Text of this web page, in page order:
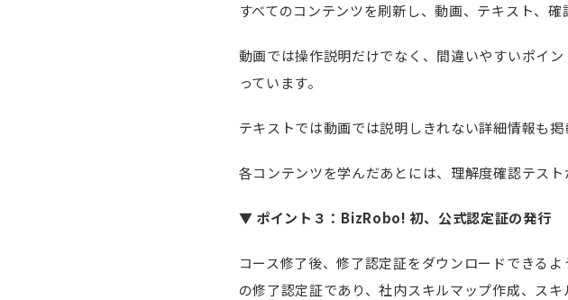
すべてのコンテンツを刷新し、動画、テキスト、確
動画では操作説明だけでなく、間違いやすいポイ
っています。
テキストでは動画では説明しきれない詳細情報も
各コンテンツを学んだあとには、理解度確認テス
▼ ポイント３：BizRobo! 初、公式認定証の発行
コース修了後、修了認定証をダウンロードできる
の修了認定証であり、社内スキルマップ作成、スキ